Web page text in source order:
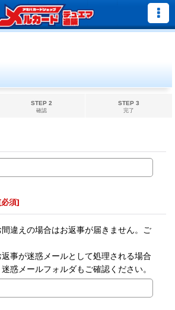
STEP 2
確認
STEP 3
完了
必須]
間違えの場合はお返事が届きません。ご
事が迷惑メールとして処理される場合
惑メールフォルダもご確認ください。